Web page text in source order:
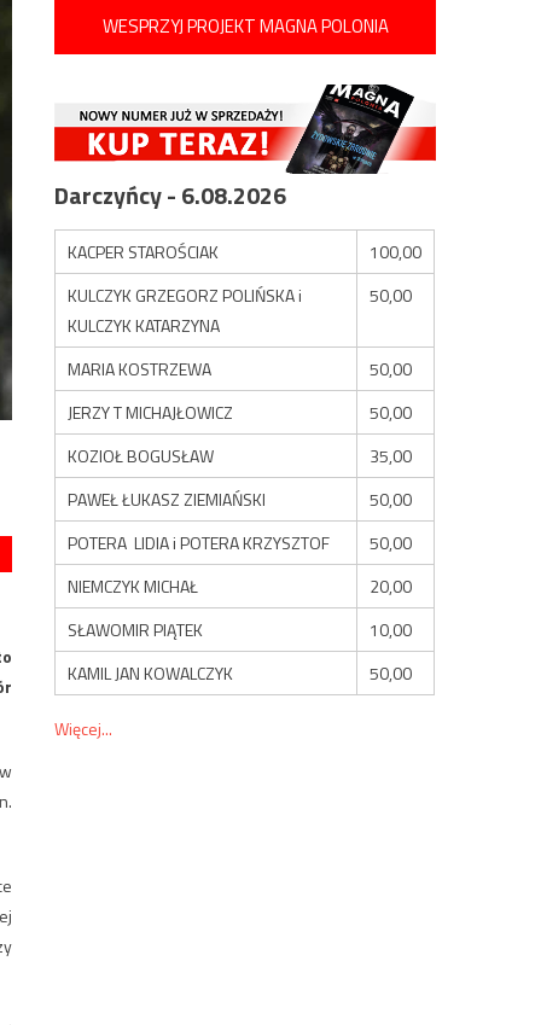
WESPRZYJ PROJEKT MAGNA POLONIA
Darczyńcy - 6.08.2026
KACPER STAROŚCIAK
100,00
KULCZYK GRZEGORZ POLIŃSKA i
KULCZYK KATARZYNA
50,00
MARIA KOSTRZEWA
50,00
JERZY T MICHAJŁOWICZ
50,00
KOZIOŁ BOGUSŁAW
35,00
PAWEŁ ŁUKASZ ZIEMIAŃSKI
50,00
POTERA LIDIA i POTERA KRZYSZTOF
50,00
NIEMCZYK MICHAŁ
20,00
SŁAWOMIR PIĄTEK
10,00
KAMIL JAN KOWALCZYK
50,00
Więcej...